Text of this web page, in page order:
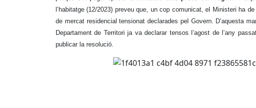
l’habitatge (12/2023) preveu que, un cop comunicat, el Ministeri ha
de mercat residencial tensionat declarades pel Govern. D’aquesta
Departament de Territori ja va declarar tensos l’agost de l’any
publicar la resolució.